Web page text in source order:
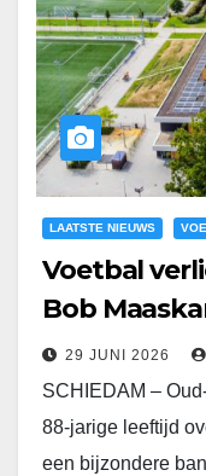
LAATSTE NIEUWS
Voetbal
Bob
29 JUNI 2026
SCHIEDAM –
88-jarige leeftijd
een bijzondere